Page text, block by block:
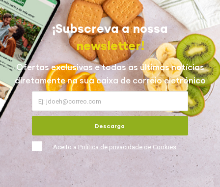
¡Subscreva a nossa
newsletter!
Ofertas exclusivas e todas as últimas notícias
diretamente na sua caixa de correio eletrónico
Aceito a Política de privacidade de Cookies
Descarga